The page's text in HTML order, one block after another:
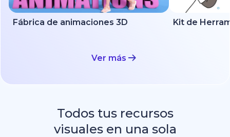
Fábrica de animaciones 3D
Ver más
Todos tus recursos
visuales en una sola